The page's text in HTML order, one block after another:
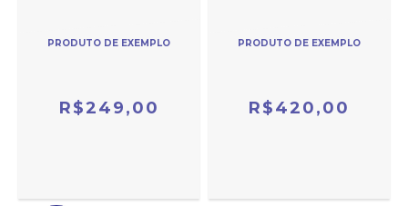
PRODUTO DE EXEMPLO
R$249,00
PRODUTO DE EXEMPLO
R$420,00